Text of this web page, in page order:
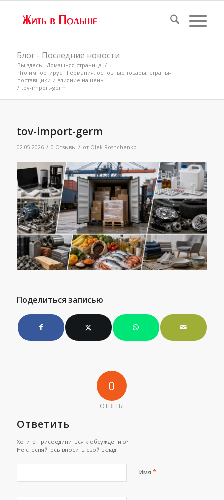
Блог - Последние новости
Вы здесь: Домашняя страница /
Что импортирует Германия: основные товары, страны-
поставщики и влияние на цены
/ tov-import-germ
tov-import-germ
02.05.2026 / 0 Отзывы / от Olek Roshchenko
Поделиться записью
0
ОТВЕТЫ
Ответить
Хотите присоединиться к обсуждению?
Не стесняйтесь вносить свой вклад!
Имя *